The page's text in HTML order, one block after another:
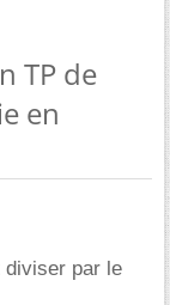
TP de
en
diviser par le